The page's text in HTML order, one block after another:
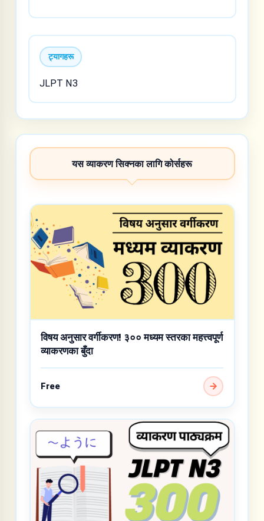
ट्यागहरू
JLPT N3
यस व्याकरण सिक्नका लागि कोर्सहरू
विषय अनुसार वर्गीकरण! ३०० मध्यम स्तरका महत्त्वपूर्ण
व्याकरणका बुँदा
Free